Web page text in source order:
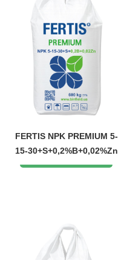
FERTIS NPK PREMIUM 5-
15-30+S+0,2%B+0,02%Zn